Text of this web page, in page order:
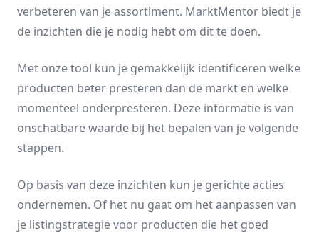
verbeteren van je assortiment. MarktMentor biedt je
de inzichten die je nodig hebt om dit te doen.
Met onze tool kun je gemakkelijk identificeren welke
producten beter presteren dan de markt en welke
momenteel onderpresteren. Deze informatie is van
onschatbare waarde bij het bepalen van je volgende
stappen.
Op basis van deze inzichten kun je gerichte acties
ondernemen. Of het nu gaat om het aanpassen van
je listingstrategie voor producten die het goed